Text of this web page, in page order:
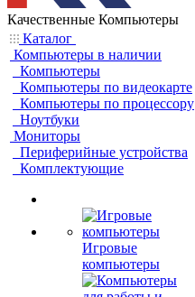
Качественные Компьютеры
Каталог
Компьютеры в наличии
Компьютеры
Компьютеры по видеокарте
Компьютеры по процессору
Ноутбуки
Мониторы
Периферийные устройства
Комплектующие
Игровые
компьютеры